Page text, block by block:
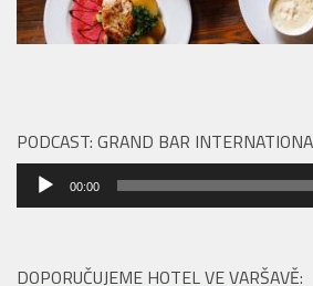
PREVIOUS STORY